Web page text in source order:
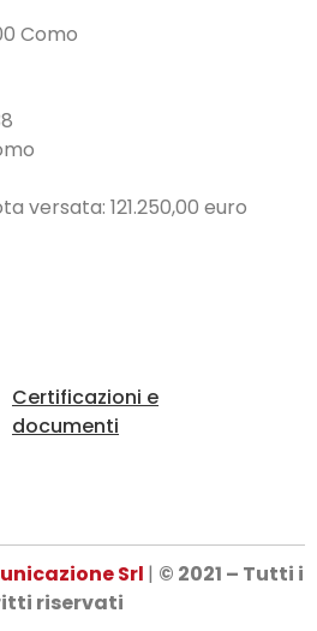
Como
versata: 121.250,00 euro
Certificazioni e
documenti
Srl | © 2021 – Tutti i
riservati